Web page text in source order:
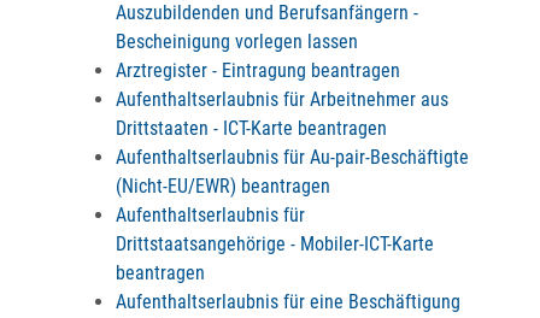
Auszubildenden und Berufsanfängern -
Bescheinigung vorlegen lassen
Arztregister - Eintragung beantragen
Aufenthaltserlaubnis für Arbeitnehmer aus
Drittstaaten - ICT-Karte beantragen
Aufenthaltserlaubnis für Au-pair-Beschäftigte
(Nicht-EU/EWR) beantragen
Aufenthaltserlaubnis für
Drittstaatsangehörige - Mobiler-ICT-Karte
beantragen
Aufenthaltserlaubnis für eine Beschäftigung